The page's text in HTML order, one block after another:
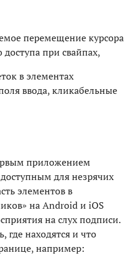
перемещение курсора
при свайпах,
в элементах
ввода, кликабельные
приложением
для незрячих
элементов в
на Android и iOS
на слух подписи.
где находятся и что
например: